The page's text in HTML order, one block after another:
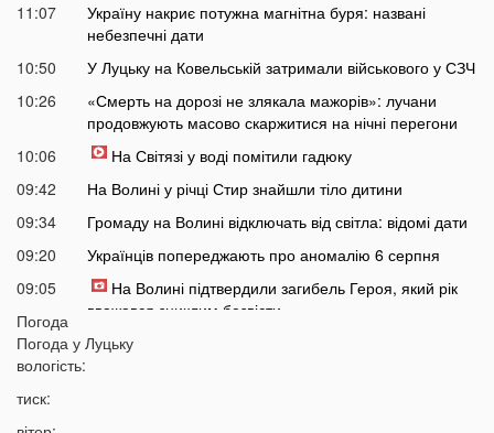
11:07
Україну накриє потужна магнітна буря: названі
небезпечні дати
10:50
У Луцьку на Ковельській затримали військового у СЗЧ
10:26
«Смерть на дорозі не злякала мажорів»: лучани
продовжують масово скаржитися на нічні перегони
10:06
На Світязі у воді помітили гадюку
09:42
На Волині у річці Стир знайшли тіло дитини
09:34
Громаду на Волині відключать від світла: відомі дати
09:20
Українців попереджають про аномалію 6 серпня
09:05
На Волині підтвердили загибель Героя, який рік
вважався зниклим безвісти
05 СЕРПНЯ
21:32
20:21
Погода
Погода у Луцьку
вологість:
тиск: